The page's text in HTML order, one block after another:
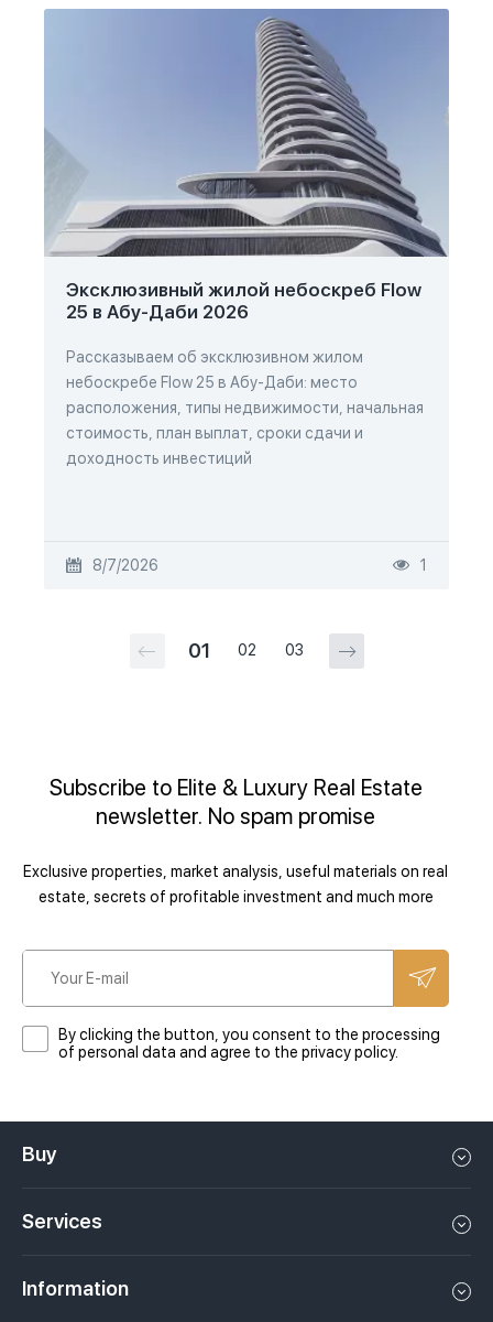
Эксклюзивный жилой небоскреб Flow
25 в Абу-Даби 2026
Рассказываем об эксклюзивном жилом
небоскребе Flow 25 в Абу-Даби: место
расположения, типы недвижимости, начальная
стоимость, план выплат, сроки сдачи и
доходность инвестиций
8/7/2026 1
01 02 03
Subscribe to Elite & Luxury Real Estate
newsletter. No spam promise
Exclusive properties, market analysis, useful materials on real
estate, secrets of profitable investment and much more
By clicking the button, you consent to the processing
of personal data and agree to the privacy policy.
Buy
Apartments in Dubai
Services
Information